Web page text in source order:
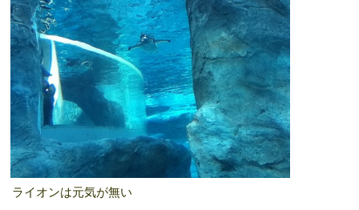
ライオンは元気が無い